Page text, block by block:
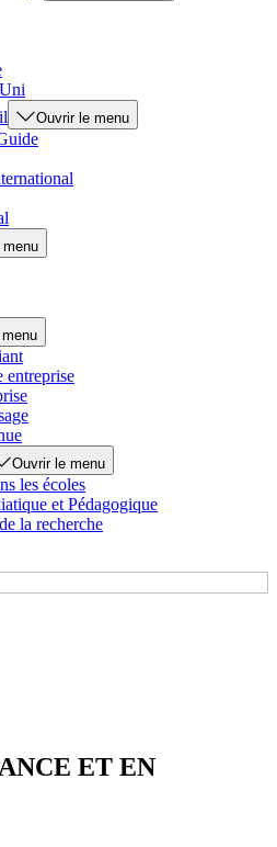
Ouvrir le menu
entreprise
Ouvrir le menu
les écoles
et Pédagogique
la recherche
ET EN